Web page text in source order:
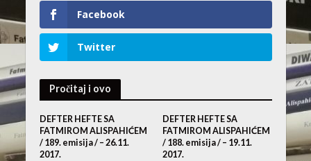
Facebook
Twitter
Pročitaj i ovo
DEFTER HEFTE SA
FATMIROM ALISPAHIĆEM
/ 189. emisija / – 26.11.
2017.
DEFTER HEFTE SA
FATMIROM ALISPAHIĆEM
/ 188. emisija / – 19.11.
2017.